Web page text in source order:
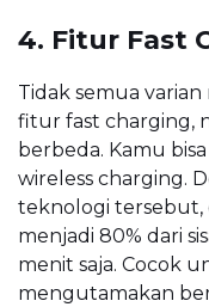
4. Fitur Fast
Tidak semua
fitur fast charging,
berbeda. Kamu
wireless charging.
teknologi tersebut,
menjadi 80% dari
menit saja. Cocok
mengutamakan